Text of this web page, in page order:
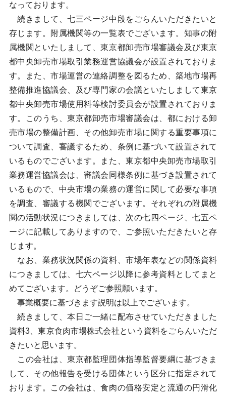
なっております。
続きまして、七三ページ中段をごらんいただきたいと
存じます。附属機関等の一覧表でございます。知事の附
属機関といたしまして、東京都卸売市場審議会及び東京
都中央卸売市場取引業務運営協議会が設置されておりま
す。また、市場運営の連絡調整を図るため、築地市場再
整備推進協議会、及び専門家の会議といたしまして東京
都中央卸売市場使用料等検討委員会が設置されておりま
す。このうち、東京都卸売市場審議会は、都における卸
売市場の整備計画、その他卸売市場に関する重要事項に
ついて調査、審議するため、条例に基づいて設置されて
いるものでございます。また、東京都中央卸売市場取引
業務運営協議会は、審議会同様条例に基づき設置されて
いるもので、中央市場の業務の運営に関して必要な事項
を調査、審議する機関でございます。それぞれの附属機
関の活動状況につきましては、次の七四ページ、七五ペ
ージに記載してありますので、ご参照いただきたいと存
じます。
なお、業務状況関係の資料、市場年表などの関係資料
につきましては、七六ページ以降に参考資料としてまと
めてございます。どうぞご参照願います。
事業概要に基づきます説明は以上でございます。
続きまして、本日ご一緒に配布させていただきました
資料3、東京食肉市場株式会社という資料をごらんいただ
きたいと思います。
この会社は、東京都監理団体指導監督要綱に基づきま
して、その他報告を受ける団体という区分に指定されて
おります。この会社は、食肉の価格安定と流通の円滑化